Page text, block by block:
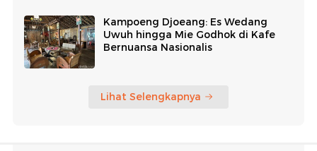
Kampoeng Djoeang: Es Wedang
Uwuh hingga Mie Godhok di Kafe
Bernuansa Nasionalis
Lihat Selengkapnya